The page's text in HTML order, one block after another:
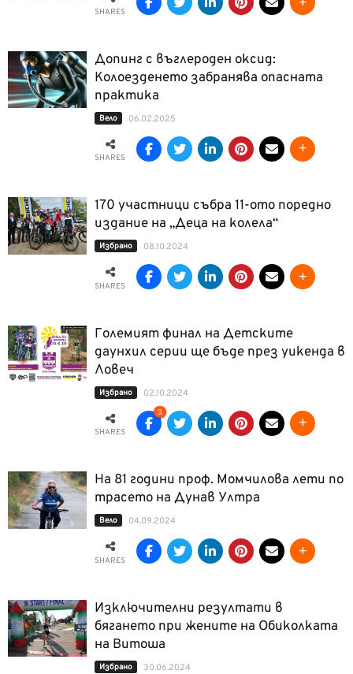
SHARES
Допинг с въглероден оксид:
Колоезденето забранява опасната
практика
Вело 06.02.2025
SHARES
170 участници събра 11-ото поредно
издание на „Деца на колела“
Избрано 08.10.2024
SHARES
Големият финал на Детските
даунхил серии ще бъде през уикенда в
Ловеч
Избрано 02.10.2024
SHARES
3
На 81 години проф. Момчилова лети по
трасето на Дунав Ултра
Вело 04.09.2024
SHARES
Изключителни резултати в
бягането при жените на Обиколката
на Витоша
Избрано 30.06.2024